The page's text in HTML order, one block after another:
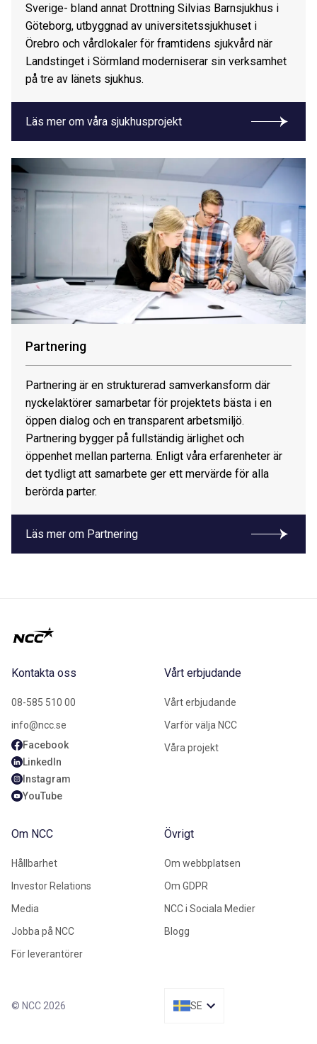
Sverige- bland annat Drottning Silvias Barnsjukhus i
Göteborg, utbyggnad av universitetssjukhuset i
Örebro och vårdlokaler för framtidens sjukvård när
Landstinget i Sörmland moderniserar sin verksamhet
på tre av länets sjukhus.
Läs mer om våra sjukhusprojekt
Partnering
Partnering är en strukturerad samverkansform där
nyckelaktörer samarbetar för projektets bästa i en
öppen dialog och en transparent arbetsmiljö.
Partnering bygger på fullständig ärlighet och
öppenhet mellan parterna. Enligt våra erfarenheter är
det tydligt att samarbete ger ett mervärde för alla
berörda parter.
Läs mer om Partnering
Kontakta oss
08-585 510 00
info@ncc.se
Facebook
LinkedIn
Instagram
YouTube
Vårt erbjudande
Vårt erbjudande
Varför välja NCC
Våra projekt
Om NCC
Hållbarhet
Investor Relations
Media
Jobba på NCC
För leverantörer
Övrigt
Om webbplatsen
Om GDPR
NCC i Sociala Medier
Blogg
© NCC 2026 SE